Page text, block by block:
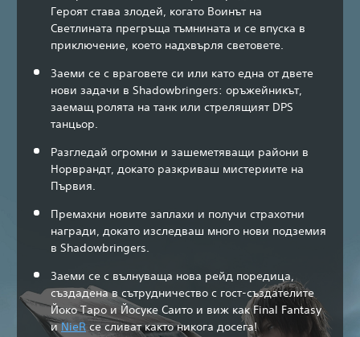
Героят става злодей, когато Воинът на
Светлината прегръща тъмнината и се впуска в
приключение, което надхвърля световете.
Заеми се с враговете си или като една от двете
нови задачи в Shadowbringers: оръжейникът,
заемащ ролята на танк или стрелящият DPS
танцьор.
Разгледай огромни и зашеметяващи райони в
Норврандт, докато разкриваш мистериите на
Първия.
Премахни новите заплахи и получи страхотни
награди, докато изследваш много нови подземия
в Shadowbringers.
Заеми се с вълнуваща нова рейд поредица,
създадена в сътрудничество с гост-създателите
Йоко Таро и Йосуке Саито и виж как Final Fantasy
иNieRсе сливат както никога досега!